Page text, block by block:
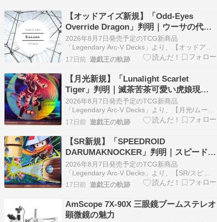
【オッドアイズ新規】「Odd-Eyes
Override Dragon」判明｜ウーサの代役
張れそうな逸材現る！
2026年8月7日発売予定のTCG新商品
「Legendary Arc-V Decks」より、【オッドアイ
ズ】新規カード《Odd-Eyes Override Dragon》
が明らかになりました。 本商品は、榊遊矢・セレ
ナ・ユーゴの3キャラクターにフォーカスした構
築済みデッキで、そ…
17日前 遊戯王の軌跡
【月光新規】「Lunalight Scarlet
Tiger」判明｜滅茶苦茶可愛い虎娘現
る！しかもツエー
2026年8月7日発売予定のTCG新商品
「Legendary Arc-V Decks」より、【月光/ムーン
ライト】新規カード《Lunalight Scarlet Tiger》が
明らかになりました。 本商品は、榊遊矢・セレ
ナ・ユーゴの3キャラクターにフォーカスした構
築済みデッキで…
17日前 遊戯王の軌跡
【SR新規】「SPEEDROID
DARUMAKNOCKER」判明｜スピードロ
イドに斬機サーキュラー現る
2026年8月7日発売予定のTCG新商品
「Legendary Arc-V Decks」より、【SR/スピー
ドロイド】の新規カード《SPEEDROID
DARUMAKNOCKER》が明らかになりました。
本商品は、榊遊矢・セレナ・ユーゴの3キャラク
ターにフォーカスした構築済みデッ…
17日前 遊戯王の軌跡
AmScope 7X-90X 三眼鏡ブームステレオ
顕微鏡の魅力